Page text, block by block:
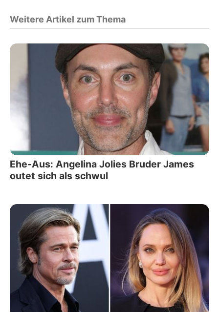
Weitere Artikel zum Thema
Ehe-Aus: Angelina Jolies Bruder James
outet sich als schwul